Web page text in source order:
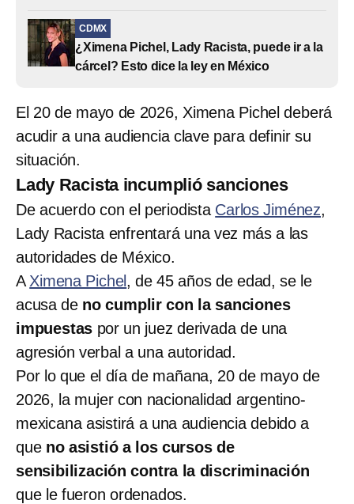
CDMX
¿Ximena Pichel, Lady Racista, puede ir a la
cárcel? Esto dice la ley en México
El 20 de mayo de 2026, Ximena Pichel deberá
acudir a una audiencia clave para definir su
situación.
Lady Racista incumplió sanciones
De acuerdo con el periodista Carlos Jiménez,
Lady Racista enfrentará una vez más a las
autoridades de México.
A Ximena Pichel, de 45 años de edad, se le
acusa de no cumplir con la sanciones
impuestas por un juez derivada de una
agresión verbal a una autoridad.
Por lo que el día de mañana, 20 de mayo de
2026, la mujer con nacionalidad argentino-
mexicana asistirá a una audiencia debido a
que no asistió a los cursos de
sensibilización contra la discriminación
que le fueron ordenados.